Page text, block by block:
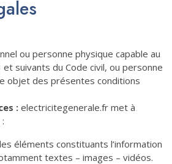
ou personne physique capable au
suivants du Code civil, ou personne
objet des présentes conditions
: electricitegenerale.fr met à
éléments constituants l’information
textes – images – vidéos.